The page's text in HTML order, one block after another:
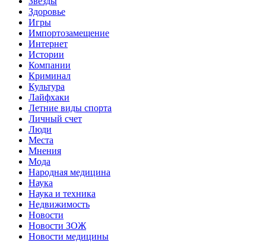
Здоровье
Игры
Импортозамещение
Интернет
Истории
Компании
Криминал
Культура
Лайфхаки
Летние виды спорта
Личный счет
Люди
Места
Мнения
Мода
Народная медицина
Наука
Наука и техника
Недвижимость
Новости
Новости ЗОЖ
Новости медицины